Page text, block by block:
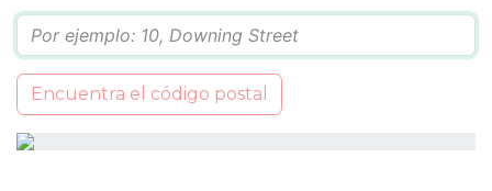
Encuentra el código postal